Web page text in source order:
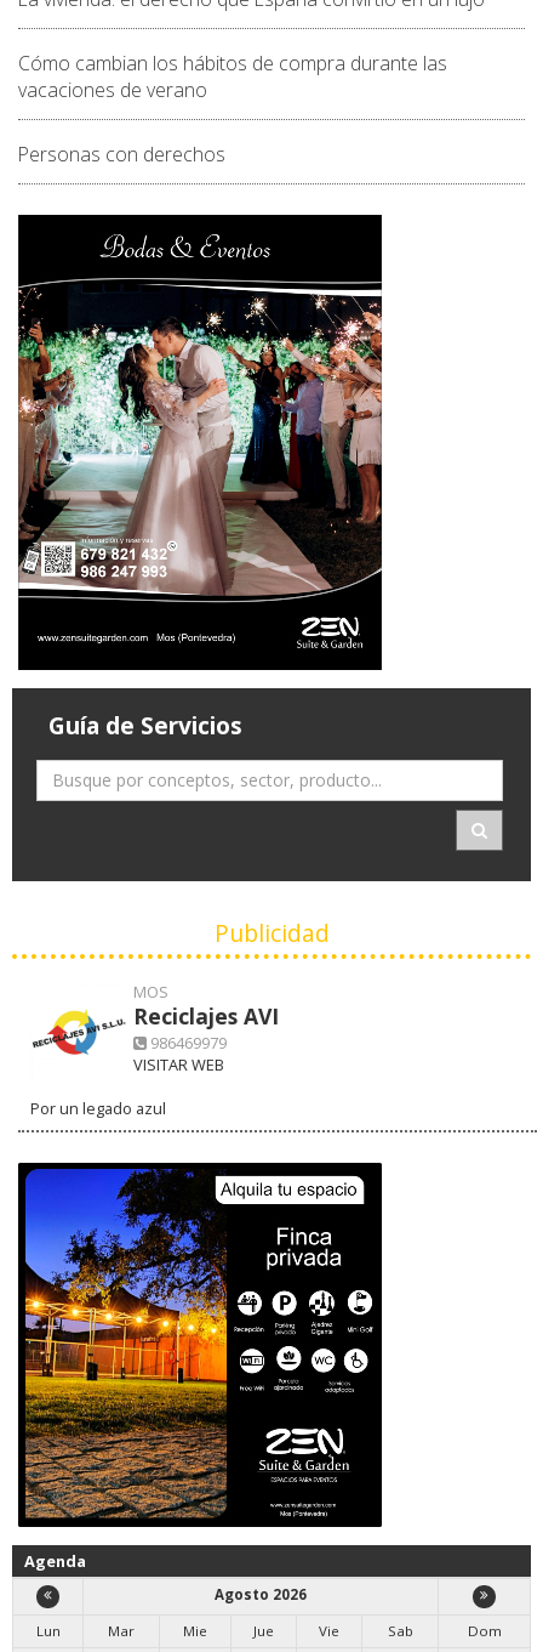
Cómo cambian los hábitos de compra durante las
vacaciones de verano
Personas con derechos
Guía de Servicios
Publicidad
MOS
Reciclajes AVI
986469979
VISITAR WEB
Por un legado azul
Agenda
Agosto 2026
Lun
Mar Mie Jue Vie Sab
Dom